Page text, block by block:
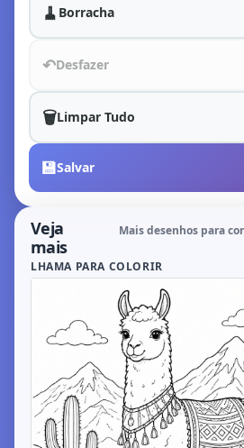
🧹 Borracha
↶Desfazer
🗑️Limpar Tudo
💾Salvar
Veja
mais
Mais desenhos para
LHAMA PARA COLORIR